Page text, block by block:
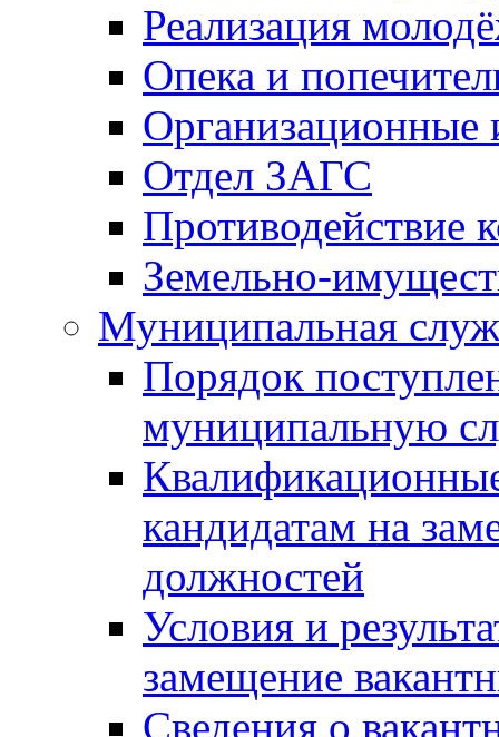
Реализация
Опека и
Отдел ЗАГС
Противодействие
Земельно-
Муниципальная
Порядок
муниципальную
кандидатам на
должностей
Условия и
замещение
Сведения о